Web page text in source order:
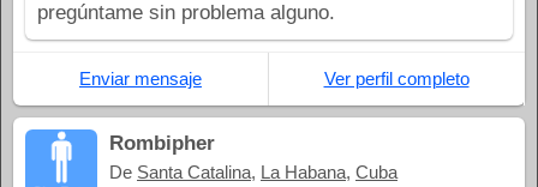
pregúntame sin problema alguno.
Enviar mensaje Ver perfil completo
Rombipher
De Santa Catalina, La Habana, Cuba